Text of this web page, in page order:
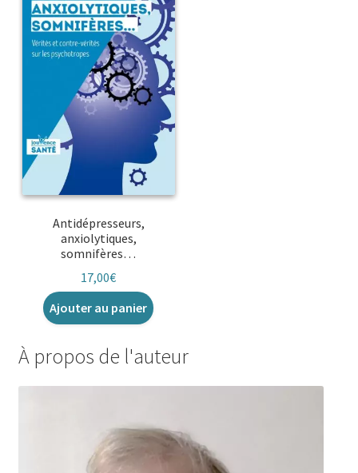
Antidépresseurs,
anxiolytiques,
somnifères…
17,00€
Ajouter au panier
À propos de l'auteur